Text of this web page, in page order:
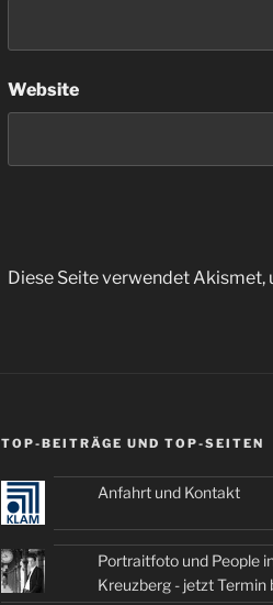
Website
Diese Seite verwendet Akismet,
TOP-BEITRÄGE UND TOP-SEITEN
Anfahrt und Kontakt
Portraitfoto und People
Kreuzberg - jetzt Termin